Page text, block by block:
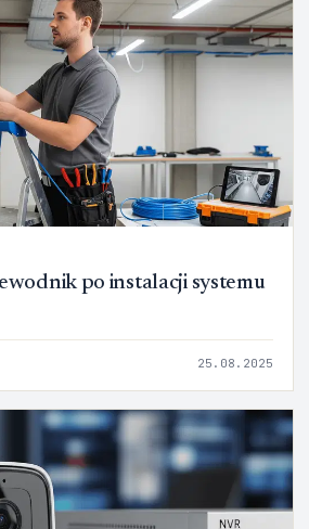
po instalacji systemu
25.08.2025